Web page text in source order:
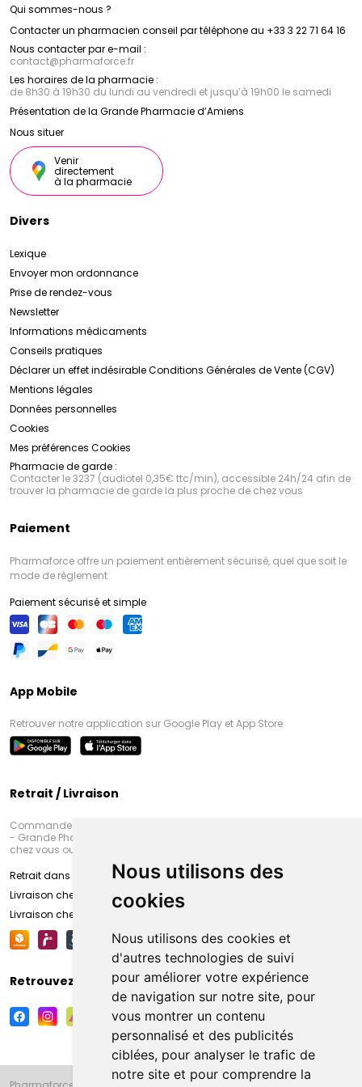
Nous utilisons des
cookies
Nous utilisons des cookies et
d'autres technologies de suivi
pour améliorer votre expérience
de navigation sur notre site, pour
vous montrer un contenu
personnalisé et des publicités
ciblées, pour analyser le trafic de
notre site et pour comprendre la
Qui sommes-nous ?
Contacter un pharmacien conseil par téléphone au +33 3 22 71 64 16
Nous contacter par e-mail :
contact@pharmaforce.fr
Les horaires de la pharmacie :
de 8h30 à 19h30 du lundi au vendredi et jusqu’à 19h00 le samedi
Présentation de la Grande Pharmacie d’Amiens
Nous situer
Venir
directement
à la pharmacie
Divers
Lexique
Envoyer mon ordonnance
Prise de rendez-vous
Newsletter
Informations médicaments
Conseils pratiques
Déclarer un effet indésirableConditions Générales de Vente (CGV)
Mentions légales
Données personnelles
Cookies
Mes préférences Cookies
Pharmacie de garde :
Contacter le 3237 (audiotel 0,35€ ttc/min), accessible 24h/24 afin de
trouver la pharmacie de garde la plus proche de chez vous
Paiement
Pharmaforce offre un paiement entièrement sécurisé, quel que soit le
mode de règlement
Paiement sécurisé et simple
App Mobile
Retrouver notre application sur Google Play et App Store
Retrait / Livraison
Commandez en ligne et venez chercher votre commande à Amiens
- Grande Pharmacie d’Amiens (Fachon) ou recevez-là rapidement
chez vous ou en point retrait
Retrait dans la pharmacie d’Amiens
Livraison chez vous
Livraison chez votre commerçant
Retrouvez-nous sur vos réseaux sociaux